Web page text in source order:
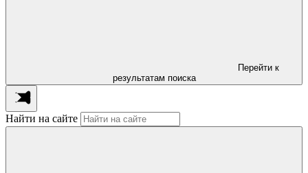
Перейти к
результатам поиска
Найти на сайте